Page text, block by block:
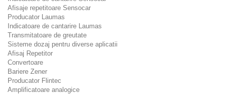
Afisaje repetitoare Sensocar
Producator Laumas
Indicatoare de cantarire Laumas
Transmitatoare de greutate
Sisteme dozaj pentru diverse aplicatii
Afisaj Repetitor
Convertoare
Bariere Zener
Producator Flintec
Amplificatoare analogice